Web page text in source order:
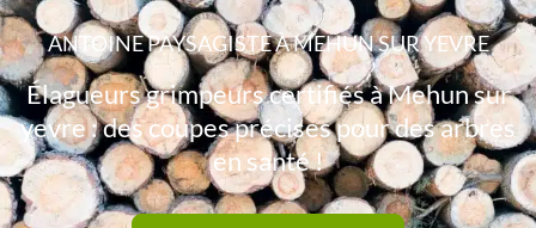
ANTOINE PAYSAGISTE À MEHUN SUR YEVRE
Élagueurs grimpeurs certifiés à Mehun sur
yevre : des coupes précises pour des arbres
en santé !